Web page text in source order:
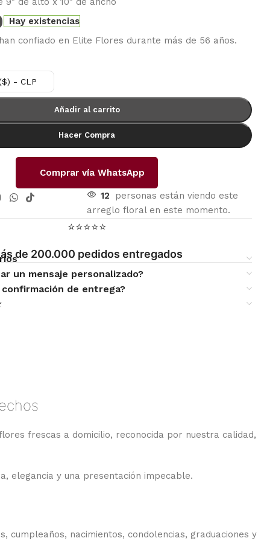
Hay existencias
confiado en Elite Flores durante más de 56 años.
- CLP
Añadir al carrito
Hacer Compra
Comprar vía WhatsApp
12
personas están viendo este
arreglo floral en este momento.
⭐⭐⭐⭐⭐
de 200.000 pedidos entregados
un mensaje personalizado?
confirmación de entrega?
frescas a domicilio, reconocida por nuestra calidad,
elegancia y una presentación impecable.
cumpleaños, nacimientos, condolencias, graduaciones y